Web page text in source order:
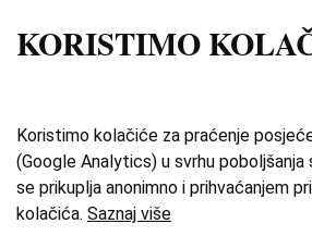
O zbirci
Katalog
KORISTIMO
Koristimo kolačiće za praćenje
(Google Analytics) u svrhu
se prikuplja anonimno i prihvaćanjem
kolačića. Saznaj više